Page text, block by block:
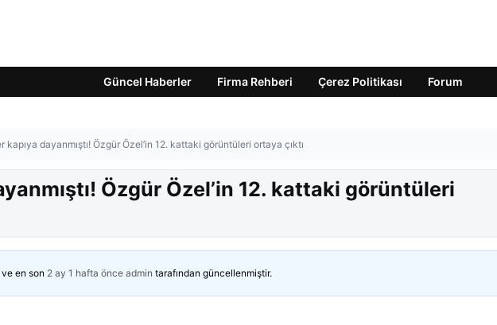
Güncel Haberler Firma Rehberi Çerez Politikası Forum
kapıya dayanmıştı! Özgür Özel’in 12. kattaki görüntüleri ortaya çıktı
Özgür Özel’in 12. kattaki görüntüleri
en son 2 ay 1 hafta önce admin tarafından güncellenmiştir.